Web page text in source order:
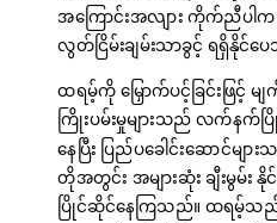
အကြောင်းအလျား ကိုက်ညီပါ
လွတ်ငြိမ်းချမ်းသာခွင့် ရရှိနိုင်ပ
ထရမ့်ကို မြှောက်ပင့်ခြင်းဖြင့် မ
ကြိုးပမ်းမှုများသည် လက်နက်
နေပြီး ပြည်ပခေါင်းဆောင်မ
တိုအတွင်း အများဆုံး ချီးမွမ်
ပြိုင်ဆိုင်နေကြသည်။ ထရမ့်